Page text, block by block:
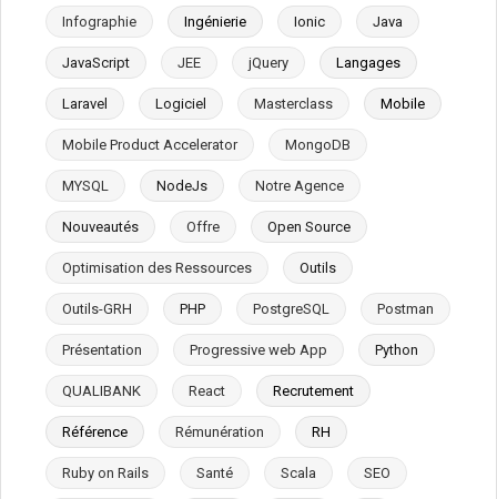
Infographie Ingénierie Ionic Java
JavaScript JEE jQuery Langages
Laravel Logiciel Masterclass Mobile
Mobile Product Accelerator MongoDB
MYSQL NodeJs Notre Agence
Nouveautés Offre Open Source
Optimisation des Ressources Outils
Outils-GRH PHP PostgreSQL Postman
Présentation Progressive web App Python
QUALIBANK React Recrutement
Référence Rémunération RH
Ruby on Rails Santé Scala SEO